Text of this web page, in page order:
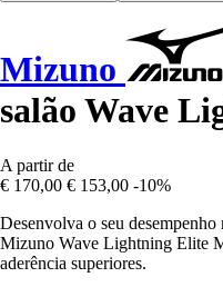
Mizuno
salão Wave
A partir de
€ 170,00 € 153,00 -10%
Desenvolva o seu
Mizuno Wave Lightning Elite
aderência superiores.